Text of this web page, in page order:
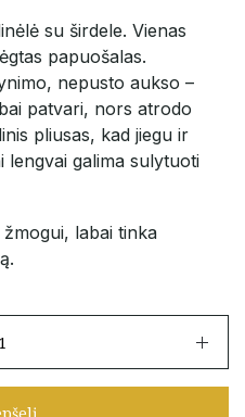
su širdele. Vienas
papuošalas.
nepusto aukso –
patvari, nors atrodo
pliusas, kad jiegu ir
lengvai galima sulytuoti
labai tinka